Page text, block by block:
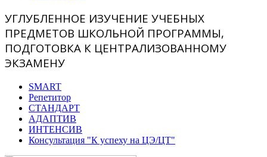
УГЛУБЛЕННОЕ ИЗУЧЕНИЕ УЧЕБНЫХ
ПРЕДМЕТОВ ШКОЛЬНОЙ ПРОГРАММЫ,
ПОДГОТОВКА К ЦЕНТРАЛИЗОВАННОМУ
ЭКЗАМЕНУ
SMART
Репетитор
СТАНДАРТ
АДАПТИВ
ИНТЕНСИВ
Консультация "К успеху на ЦЭ/ЦТ"